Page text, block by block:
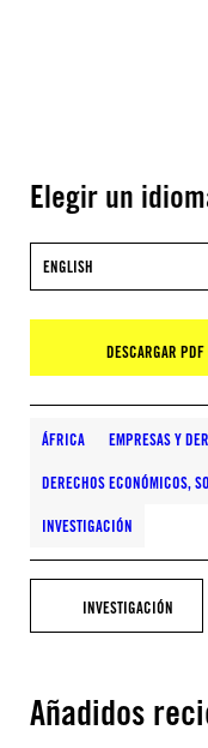
Elegir un
ENGLISH
DESCARGAR PDF
ÁFRICA EMPRESAS Y
DERECHOS ECONÓMICOS,
INVESTIGACIÓN
INVESTIGACIÓN
Añadidos